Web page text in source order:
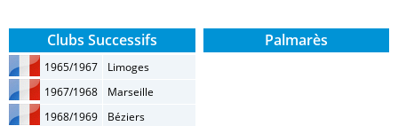
Clubs Successifs
1965/1967
Limoges
1967/1968
Marseille
1968/1969
Béziers
Palmarès